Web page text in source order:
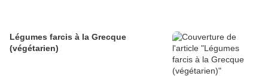
Légumes farcis à la Grecque
(végétarien)